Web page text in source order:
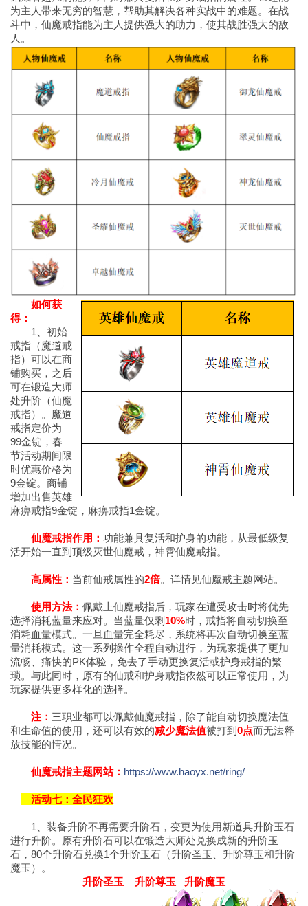
为主人带来无穷的智慧，帮助其解决各种实战中的难题。在战
斗中，仙魔戒指能为主人提供强大的助力，使其战胜强大的敌
人。
如何获
得：
1、初始
戒指（魔道戒
指）可以在商
铺购买，之后
可在锻造大师
处升阶（仙魔
戒指）。魔道
戒指定价为
99金锭，春
节活动期间限
时优惠价格为
9金锭。商铺
增加出售英雄
麻痹戒指9金锭，麻痹戒指1金锭。
仙魔戒指作用： 功能兼具复活和护身的功能，从最低级复
活开始一直到顶级灭世仙魔戒，神霄仙魔戒指。
高属性： 当前仙戒属性的2倍。详情见仙魔戒主题网站。
使用方法： 佩戴上仙魔戒指后，玩家在遭受攻击时将优先
选择消耗蓝量来应对。当蓝量仅剩 10%时，戒指将自动切换至
消耗血量模式。一旦血量完全耗尽，系统将再次自动切换至蓝
量消耗模式。这一系列操作全程自动进行，为玩家提供了更加
流畅、痛快的PK体验，免去了手动更换复活或护身戒指的繁
琐。与此同时，原有的仙戒和护身戒指依然可以正常使用，为
玩家提供更多样化的选择。
注： 三职业都可以佩戴仙魔戒指，除了能自动切换魔法值
和生命值的使用，还可以有效的减少魔法值被打到 0点而无法释
放技能的情况。
仙魔戒指主题网站： https://www.haoyx.net/ring/
活动七：全民狂欢
1、装备升阶不再需要升阶石，变更为使用新道具升阶玉石
进行升阶。原有升阶石可以在锻造大师处兑换成新的升阶玉
石，80个升阶石兑换1个升阶玉石（升阶圣玉、升阶尊玉和升阶
魔玉）。
升阶圣玉 升阶尊玉 升阶魔玉